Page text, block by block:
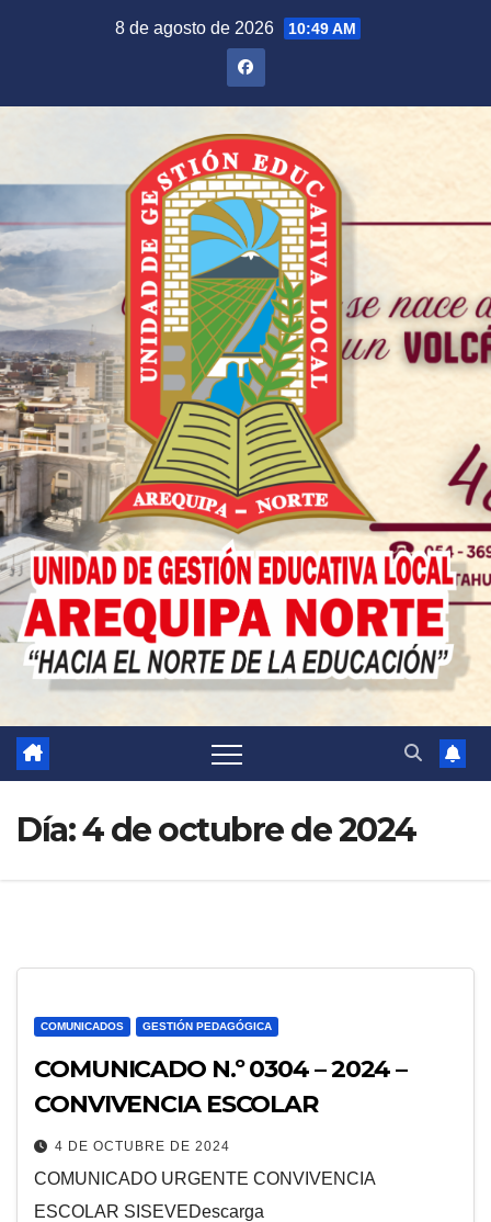
8 de agosto de 2026 10:49 AM
Día:4 de octubre de 2024
COMUNICADOS GESTIÓN PEDAGÓGICA
COMUNICADO N.º 0304 – 2024 –
CONVIVENCIA ESCOLAR
4 DE OCTUBRE DE 2024
COMUNICADO URGENTE CONVIVENCIA
ESCOLAR SISEVEDescarga